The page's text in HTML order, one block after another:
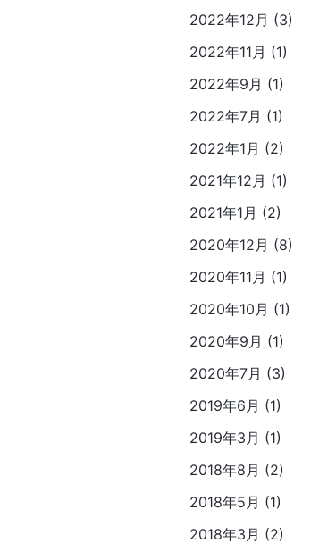
2022年12月 (3)
2022年11月 (1)
2022年9月 (1)
2022年7月 (1)
2022年1月 (2)
2021年12月 (1)
2021年1月 (2)
2020年12月 (8)
2020年11月 (1)
2020年10月 (1)
2020年9月 (1)
2020年7月 (3)
2019年6月 (1)
2019年3月 (1)
2018年8月 (2)
2018年5月 (1)
2018年3月 (2)